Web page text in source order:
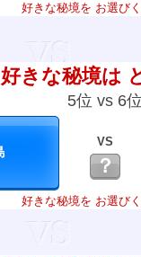
好きな秘境を お選びく
好きな秘境は
5位 vs 6位
VS
？
好きな秘境を お選びく